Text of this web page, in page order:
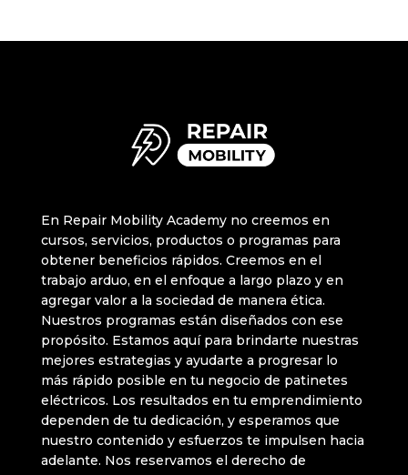
En Repair Mobility Academy no creemos en
cursos, servicios, productos o programas para
obtener beneficios rápidos. Creemos en el
trabajo arduo, en el enfoque a largo plazo y en
agregar valor a la sociedad de manera ética.
Nuestros programas están diseñados con ese
propósito. Estamos aquí para brindarte nuestras
mejores estrategias y ayudarte a progresar lo
más rápido posible en tu negocio de patinetes
eléctricos. Los resultados en tu emprendimiento
dependen de tu dedicación, y esperamos que
nuestro contenido y esfuerzos te impulsen hacia
adelante. Nos reservamos el derecho de